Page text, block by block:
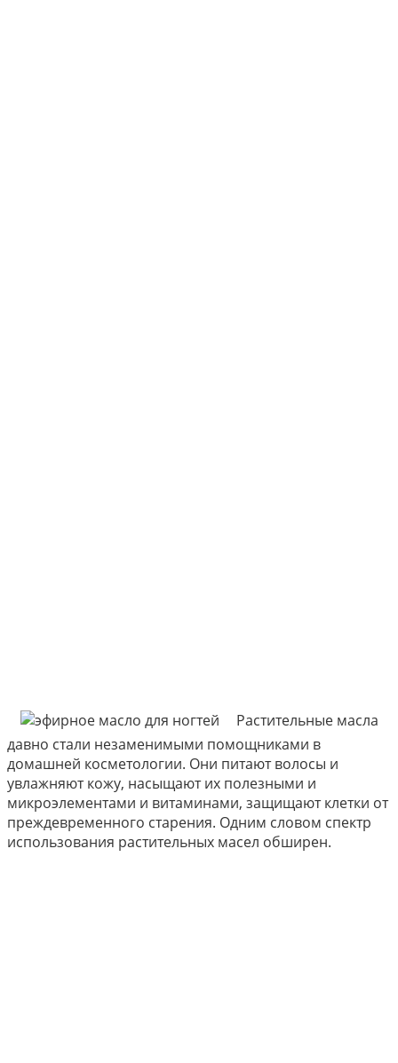
Растительные масла
давно стали незаменимыми помощниками в
домашней косметологии. Они питают волосы и
увлажняют кожу, насыщают их полезными и
микроэлементами и витаминами, защищают клетки от
преждевременного старения. Одним словом спектр
использования растительных масел обширен.